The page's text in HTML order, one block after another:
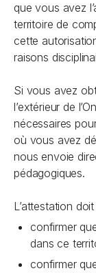
que vous avez
territoire de
cette
raisons
Si vous avez
l’extérieur de
nécessaires
où vous avez
nous envoie
pédagogiques.
L’attestation doit
confirmer
dans ce
confirmer